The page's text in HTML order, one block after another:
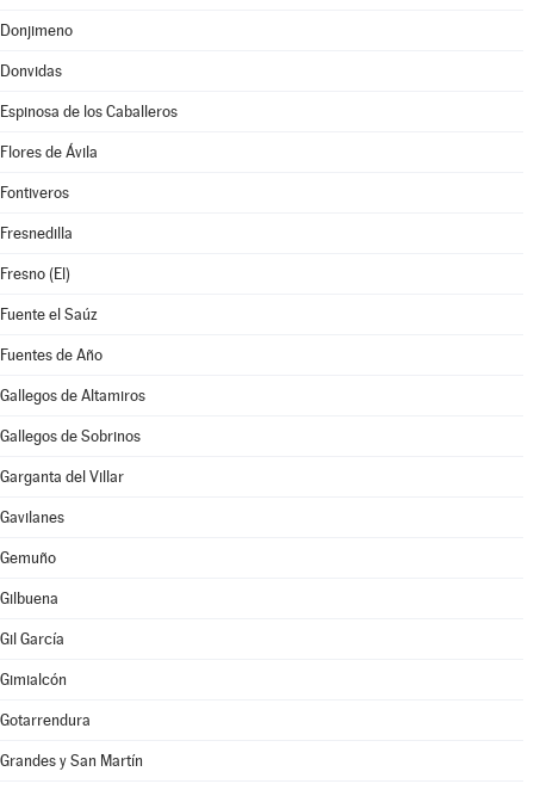
Donjimeno
Donvidas
Espinosa de los Caballeros
Flores de Ávila
Fontiveros
Fresnedilla
Fresno (El)
Fuente el Saúz
Fuentes de Año
Gallegos de Altamiros
Gallegos de Sobrinos
Garganta del Villar
Gavilanes
Gemuño
Gilbuena
Gil García
Gimialcón
Gotarrendura
Grandes y San Martín